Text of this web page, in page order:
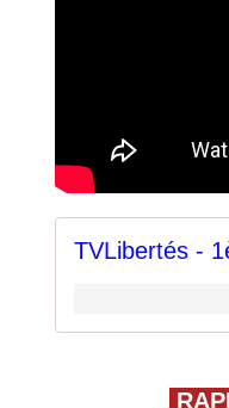
TVLibertés -